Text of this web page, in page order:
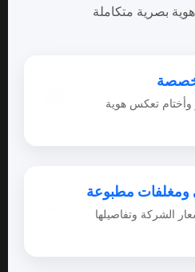
هوية بصرية متكاملة
وأختام تعكس هوية
مطبوعة
الشركة وتفاصيلها